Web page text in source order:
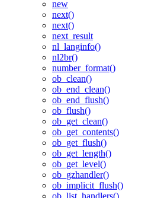
new
next()
next()
next_result
nl_langinfo()
nl2br()
number_format()
ob_clean()
ob_end_clean()
ob_end_flush()
ob_flush()
ob_get_clean()
ob_get_contents()
ob_get_flush()
ob_get_length()
ob_get_level()
ob_gzhandler()
ob_implicit_flush()
ob_list_handlers()